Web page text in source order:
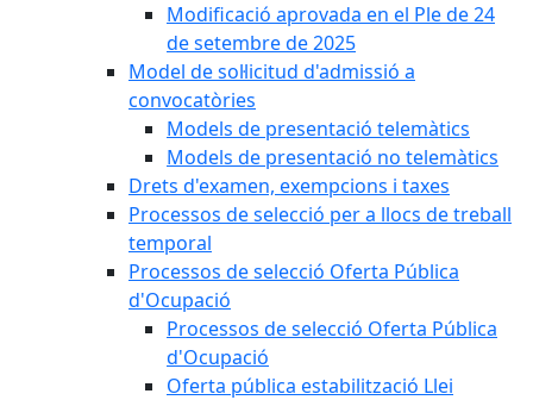
Modificació aprovada en el Ple de 24
de setembre de 2025
Model de sol·licitud d'admissió a
convocatòries
Models de presentació telemàtics
Models de presentació no telemàtics
Drets d'examen, exempcions i taxes
Processos de selecció per a llocs de treball
temporal
Processos de selecció Oferta Pública
d'Ocupació
Processos de selecció Oferta Pública
d'Ocupació
Oferta pública estabilització Llei